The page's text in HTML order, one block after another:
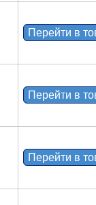
Перейти в
Перейти в
Перейти в